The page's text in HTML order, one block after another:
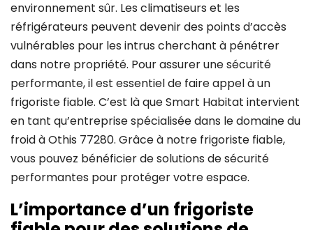
environnement sûr. Les climatiseurs et les
réfrigérateurs peuvent devenir des points d’accès
vulnérables pour les intrus cherchant à pénétrer
dans notre propriété. Pour assurer une sécurité
performante, il est essentiel de faire appel à un
frigoriste fiable. C’est là que Smart Habitat intervient
en tant qu’entreprise spécialisée dans le domaine du
froid à Othis 77280. Grâce à notre frigoriste fiable,
vous pouvez bénéficier de solutions de sécurité
performantes pour protéger votre espace.
L’importance d’un frigoriste